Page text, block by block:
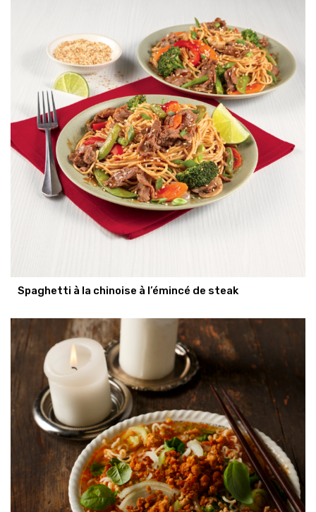
Spaghetti à la chinoise à l’émincé de steak